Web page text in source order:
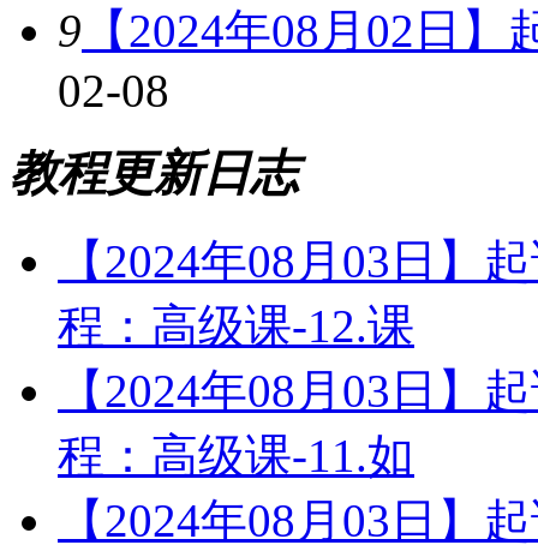
9 【2024年08月02日
02-08
教程更新日志
【2024年08月03日】
程：高级课-12.课
【2024年08月03日】
程：高级课-11.如
【2024年08月03日】